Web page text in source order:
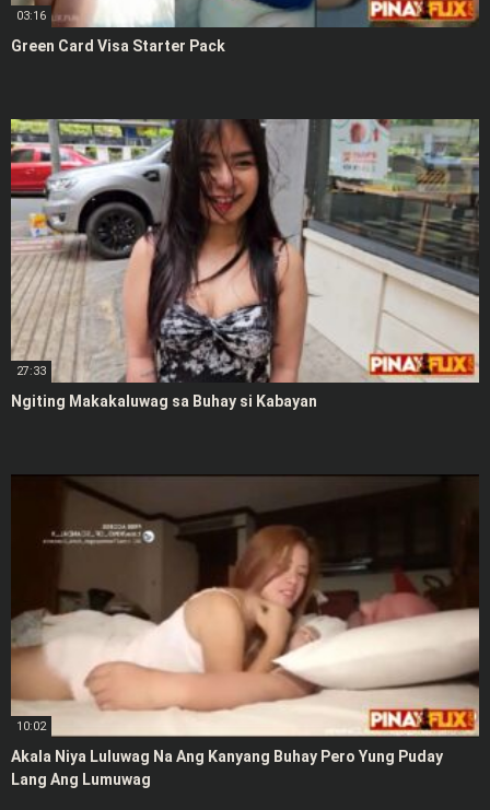
03:16
Green Card Visa Starter Pack
27:33
Ngiting Makakaluwag sa Buhay si Kabayan
10:02
Akala Niya Luluwag Na Ang Kanyang Buhay Pero Yung Puday
Lang Ang Lumuwag